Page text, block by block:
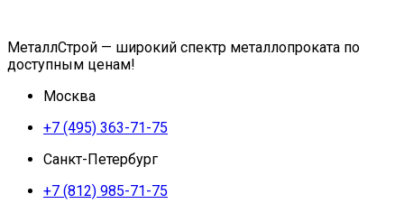
МеталлСтрой — широкий спектр металлопроката по
доступным ценам!
Москва
+7 (495) 363-71-75
Санкт-Петербург
+7 (812) 985-71-75